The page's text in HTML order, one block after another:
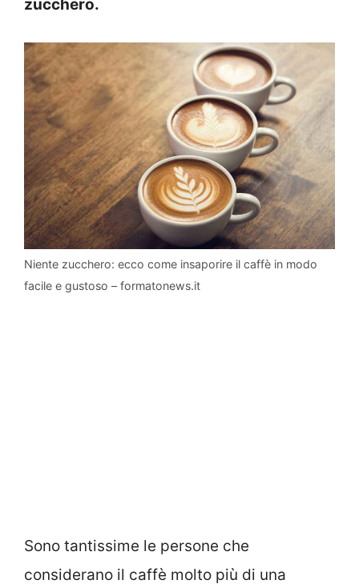
zucchero.
Niente zucchero: ecco come insaporire il caffè in modo
facile e gustoso – formatonews.it
Sono tantissime le persone che
considerano il caffè molto più di una